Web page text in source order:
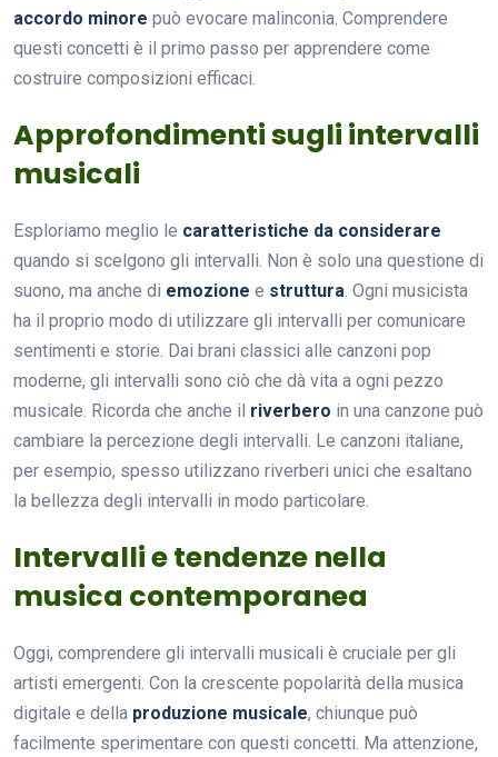
accordo minore può evocare malinconia. Comprendere
questi concetti è il primo passo per apprendere come
costruire composizioni efficaci.
Approfondimenti sugli intervalli
musicali
Esploriamo meglio le caratteristiche da considerare
quando si scelgono gli intervalli. Non è solo una questione di
suono, ma anche di emozione e struttura. Ogni musicista
ha il proprio modo di utilizzare gli intervalli per comunicare
sentimenti e storie. Dai brani classici alle canzoni pop
moderne, gli intervalli sono ciò che dà vita a ogni pezzo
musicale. Ricorda che anche il riverbero in una canzone può
cambiare la percezione degli intervalli. Le canzoni italiane,
per esempio, spesso utilizzano riverberi unici che esaltano
la bellezza degli intervalli in modo particolare.
Intervalli e tendenze nella
musica contemporanea
Oggi, comprendere gli intervalli musicali è cruciale per gli
artisti emergenti. Con la crescente popolarità della musica
digitale e della produzione musicale, chiunque può
facilmente sperimentare con questi concetti. Ma attenzione,